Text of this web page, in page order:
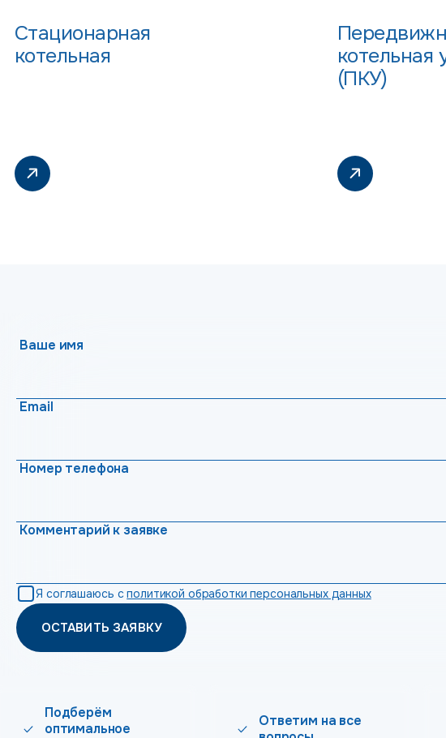
Стационарная
котельная
котельная
(ПКУ)
Ваше имя
Email
Номер телефона
Комментарий к заявке
Я соглашаюсь с политикой обработки персональных данных
ОСТАВИТЬ ЗАЯВКУ
Подберём
оптимальное
Ответим на все